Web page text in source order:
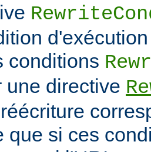
conditions
une directive
que si ces